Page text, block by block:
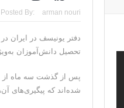
ترامپ:
تنگه هرمز؛
فیلم؛ هشدار
Posted By: arman nouri
دفتر یونیسف در ایران
تحصیل دانش‌آموزان
پس از گذشت سه ماه از
شده‌اند که پیگیری‌های